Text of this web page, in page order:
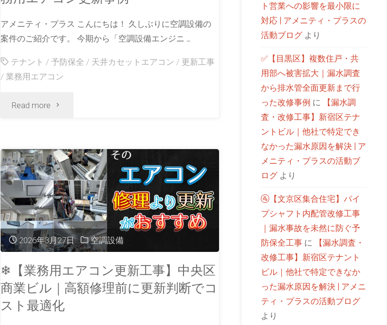
アメニティ・プラス こんにちは！ 久しぶりに空調設備の
案件のご紹介です。 今期から「空調設備エンジニ …
テナント / 予防保全 / 天井カセットエアコン / 更新工事
/ 業務用エアコン
Read more
2026年3月27日 空調設備
❄【業務用エアコン更新工事】中央区
商業ビル｜高額修理前に更新判断でコ
スト最適化
ト営業への影響を最小限に
対応 | アメニティ・プラスの
活動ブログより
✅【目黒区】複数住戸・共
用部へ被害拡大｜漏水調査
から排水管全面更新まで行
った改修事例 に
【漏水調
査・改修工事】新宿区テナ
ントビル｜他社で特定でき
なかった漏水原因を解決 | ア
メニティ・プラスの活動ブ
ログより
🚰【文京区集合住宅】パイ
プシャフト内配管改修工事
｜漏水事故を未然に防ぐ予
防保全工事 に
【漏水調査・
改修工事】新宿区テナント
ビル｜他社で特定できなか
った漏水原因を解決 | アメニ
ティ・プラスの活動ブログ
より